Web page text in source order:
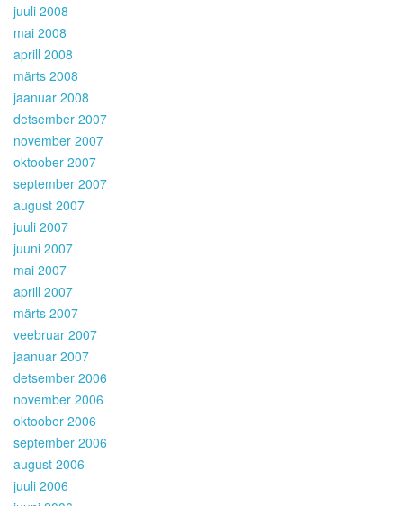
juuli 2008
mai 2008
aprill 2008
märts 2008
jaanuar 2008
detsember 2007
november 2007
oktoober 2007
september 2007
august 2007
juuli 2007
juuni 2007
mai 2007
aprill 2007
märts 2007
veebruar 2007
jaanuar 2007
detsember 2006
november 2006
oktoober 2006
september 2006
august 2006
juuli 2006